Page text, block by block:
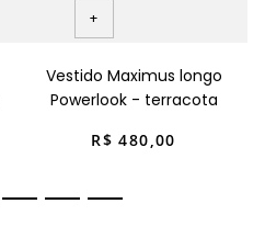
+
Vestido Maximus longo
Powerlook - terracota
R$ 480,00